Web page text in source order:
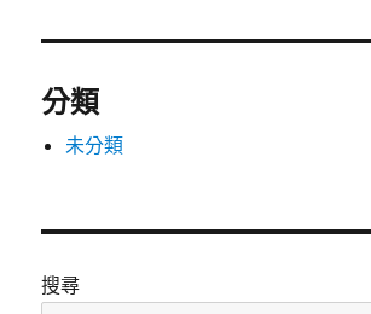
分類
未分類
搜尋